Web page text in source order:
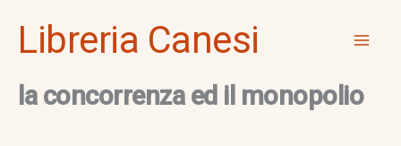
Libreria Canesi
la concorrenza ed il monopolio